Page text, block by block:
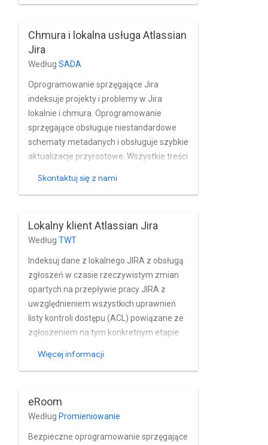
obsługuje Atlassian wbudowane funkcje
zarządzania użytkownikami i grupami w
Jira, a także Jira – instalacje oparte na
Active Directory i innych katalogach usług
Google.
Chmura i lokalna usługa Atlassian
Jira
Według SADA
Oprogramowanie sprzęgające Jira
indeksuje projekty i problemy w Jira
lokalnie i chmura. Oprogramowanie
sprzęgające obsługuje niestandardowe
schematy metadanych i obsługuje szybkie
aktualizacje przyrostowe. Wszystkie treści
poszanowaniem schematy uprawnień na
opracowaną przez SADA, aby efektywniej
uzyskiwać dostęp informacji kontroli.
Obsługuje katalogi innych firm lub katalogi
Jira z wbudowanym zarządzaniem
użytkownikami i grupami.
Skontaktuj się z nami
Lokalny klient Atlassian Jira
Według TWT
Indeksuj dane z lokalnego JIRA z obsługą
zgłoszeń w czasie rzeczywistym zmian
opartych na przepływie pracy JIRA z
uwzględnieniem wszystkich uprawnień
listy kontroli dostępu (ACL) powiązane ze
zgłoszeniem na tym konkretnym etapie
wiedzę z biletów
Więcej informacji
eRoom
Według Promieniowanie
Bezpieczne oprogramowanie sprzęgające